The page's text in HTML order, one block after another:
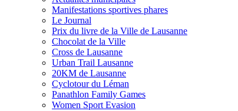
Manifestations sportives phares
Le Journal
Prix du livre de la Ville de Lausanne
Chocolat de la Ville
Cross de Lausanne
Urban Trail Lausanne
20KM de Lausanne
Cyclotour du Léman
Panathlon Family Games
Women Sport Evasion